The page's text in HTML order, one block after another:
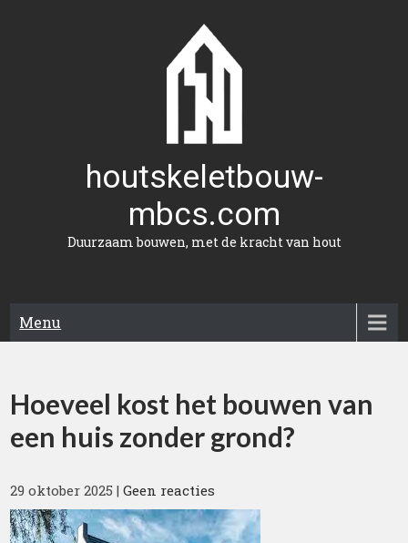
houtskeletbouw-
mbcs.com
Duurzaam bouwen, met de kracht van hout
Menu
Hoeveel kost het bouwen van
een huis zonder grond?
29 oktober 2025 |Geen reacties